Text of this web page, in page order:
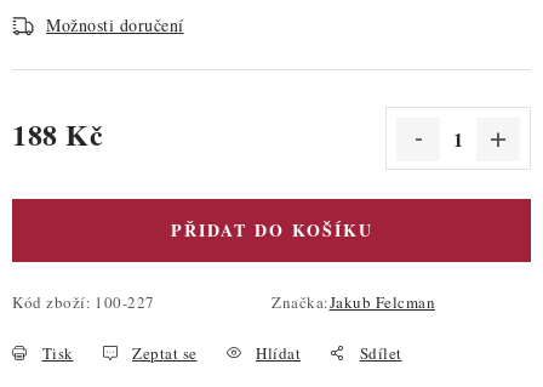
Možnosti doručení
188 Kč
PŘIDAT DO KOŠÍKU
Kód zboží: 100-227 Značka:Jakub Felcman
Tisk Zeptat se Hlídat Sdílet